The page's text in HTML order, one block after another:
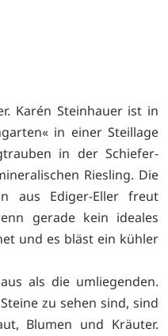
Karén Steinhauer ist in
in einer Steillage
in der Schiefer-
Riesling. Die
aus Ediger-Eller freut
gerade kein ideales
und es bläst ein kühler
als die umliegenden.
zu sehen sind, sind
Blumen und Kräuter.